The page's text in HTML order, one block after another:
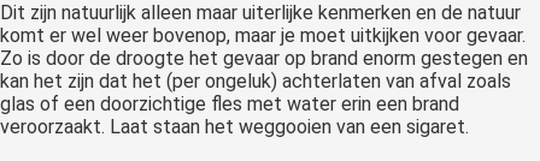
Dit zijn natuurlijk alleen maar uiterlijke kenmerken en de natuur
komt er wel weer bovenop, maar je moet uitkijken voor gevaar.
Zo is door de droogte het gevaar op brand enorm gestegen en
kan het zijn dat het (per ongeluk) achterlaten van afval zoals
glas of een doorzichtige fles met water erin een brand
veroorzaakt. Laat staan het weggooien van een sigaret.